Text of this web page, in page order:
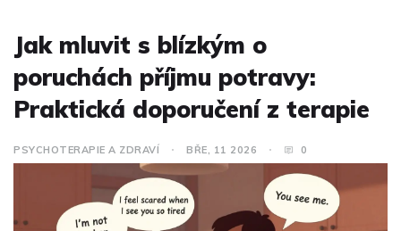
Jak mluvit s blízkým o
poruchách příjmu potravy:
Praktická doporučení z terapie
PSYCHOTERAPIE A ZDRAVÍ BŘE, 11 2026 0